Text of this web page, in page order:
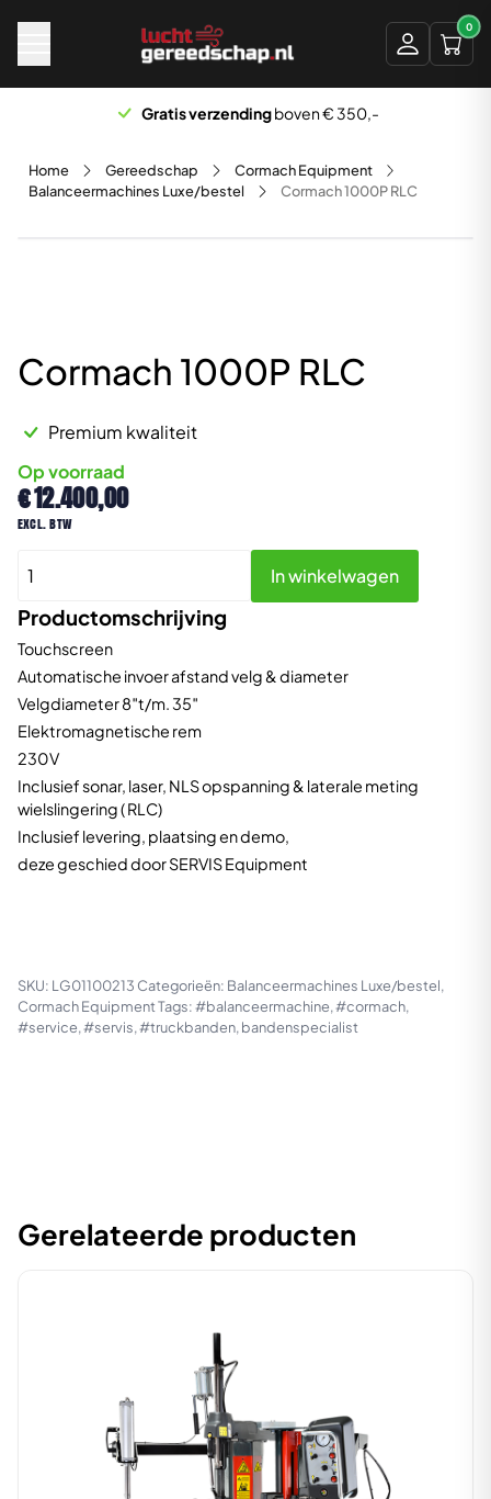
0
Gratis verzendingboven € 350,-
Home Gereedschap
Cormach Equipment
Balanceermachines Luxe/bestel
Cormach 1000P RLC
Cormach 1000P RLC
€12.400,00
excl. btw
Premium kwaliteit
Op voorraad
Productomschrijving
Touchscreen
Automatische invoer afstand velg & diameter
Velgdiameter 8″t/m. 35″
Elektromagnetische rem
230V
Inclusief sonar, laser, NLS opspanning & laterale meting
wielslingering ( RLC)
Inclusief levering, plaatsing en demo,
deze geschied door SERVIS Equipment
1000P
RLC
aantal
In winkelwagen
SKU: LG01100213 Categorieën: Balanceermachines Luxe/bestel,
Cormach EquipmentTags:#balanceermachine,#cormach,
#service,#servis,#truckbanden, bandenspecialist
Gerelateerde producten